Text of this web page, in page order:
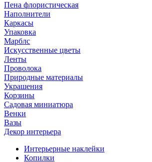
Пена флористическая
Наполнители
Каркасы
Упаковка
Марблс
Искусственные цветы
Ленты
Проволока
Природные материалы
Украшения
Корзины
Садовая миниатюра
Венки
Вазы
Декор интерьера
Интерьерные наклейки
Копилки